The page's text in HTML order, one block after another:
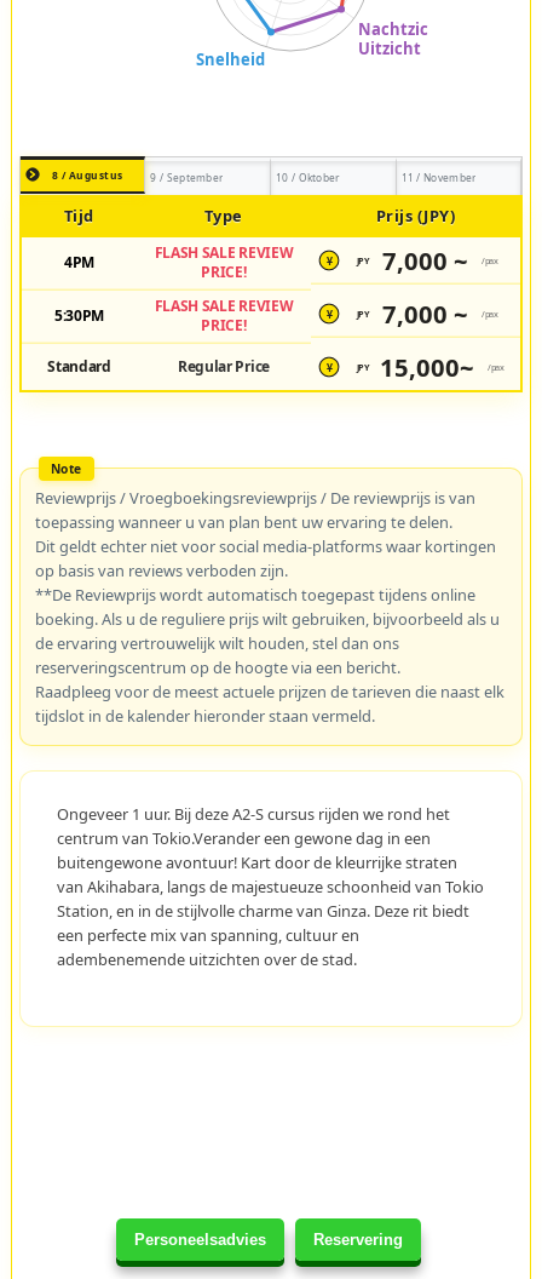
Personeelsadvies Reservering
8 / Augustus 9 / September 10 / Oktober 11 / November
Tijd Type Prijs (JPY)
4PM
FLASH SALE REVIEW
PRICE!
¥ JPY 7,000 ~ /pax
5:30PM
FLASH SALE REVIEW
PRICE!
¥ JPY 7,000 ~ /pax
Standard Regular Price ¥ JPY 15,000~ /pax
Reviewprijs / Vroegboekingsreviewprijs / De reviewprijs is van
toepassing wanneer u van plan bent uw ervaring te delen.
Dit geldt echter niet voor social media-platforms waar kortingen
op basis van reviews verboden zijn.
**De Reviewprijs wordt automatisch toegepast tijdens online
boeking. Als u de reguliere prijs wilt gebruiken, bijvoorbeeld als u
de ervaring vertrouwelijk wilt houden, stel dan ons
reserveringscentrum op de hoogte via een bericht.
Raadpleeg voor de meest actuele prijzen de tarieven die naast elk
tijdslot in de kalender hieronder staan vermeld.
Ongeveer 1 uur. Bij deze A2-S cursus rijden we rond het
centrum van Tokio.Verander een gewone dag in een
buitengewone avontuur! Kart door de kleurrijke straten
van Akihabara, langs de majestueuze schoonheid van Tokio
Station, en in de stijlvolle charme van Ginza. Deze rit biedt
een perfecte mix van spanning, cultuur en
adembenemende uitzichten over de stad.